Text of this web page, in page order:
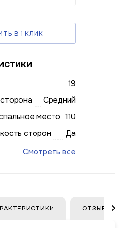
В 1 КЛИК
19
Средний
место 110
сторон
Да
Смотреть все
ОТЗЫВЫ